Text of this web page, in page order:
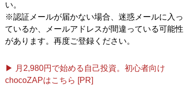
い。
※認証メールが届かない場合、迷惑メールに入っ
ているか、メールアドレスが間違っている可能性
があります。再度ご登録ください。
▶ 月2,980円で始める自己投資。初心者向け
chocoZAPはこちら [PR]